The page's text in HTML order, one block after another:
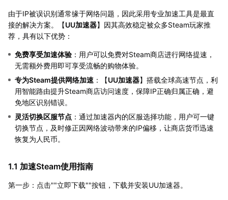
由于IP被误识别通常缘于网络问题，因此采用专业加速工具是最直
接的解决方案。【UU加速器】因其高效稳定被众多Steam玩家推
荐，具有以下优势：
免费享受加速体验 ：用户可以免费对Steam商店进行网络提速，
无需额外费用即可享受流畅的购物体验。
专为Steam提供网络加速 ：【UU加速器】搭载全球高速节点，利
用智能路由提升Steam商店访问速度，保障IP正确归属正确，避
免地区识别错误。
灵活切换区服节点 ：通过加速器内的区服选择功能，用户可一键
切换节点，及时修正因网络波动带来的IP偏移，让商店货币迅速
恢复为人民币。
1.1 加速Steam使用指南
第一步：点击""立即下载""按钮，下载并安装UU加速器。